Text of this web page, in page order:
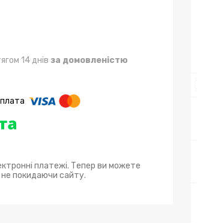
14 днів за домовленістю
платежі. Тепер ви можете
покидаючи сайту.